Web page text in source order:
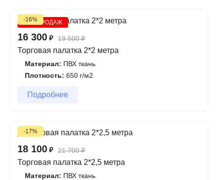
ХИТ ПРОДАЖ
-16%
16 300 ₽ 19 500₽
Торговая палатка 2*2 метра
Материал: ПВХ ткань
Плотность: 650 г/м2
Подробнее
-17%
18 100 ₽ 21 700₽
Торговая палатка 2*2,5 метра
Материал: ПВХ ткань